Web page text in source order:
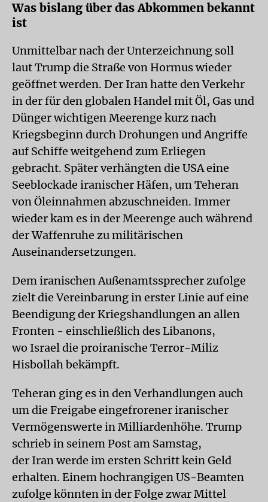
Was bislang über das Abkommen bekannt
ist
Unmittelbar nach der Unterzeichnung soll
laut Trump die Straße von Hormus wieder
geöffnet werden. Der Iran hatte den Verkehr
in der für den globalen Handel mit Öl, Gas und
Dünger wichtigen Meerenge kurz nach
Kriegsbeginn durch Drohungen und Angriffe
auf Schiffe weitgehend zum Erliegen
gebracht. Später verhängten die USA eine
Seeblockade iranischer Häfen, um Teheran
von Öleinnahmen abzuschneiden. Immer
wieder kam es in der Meerenge auch während
der Waffenruhe zu militärischen
Auseinandersetzungen.
Dem iranischen Außenamtssprecher zufolge
zielt die Vereinbarung in erster Linie auf eine
Beendigung der Kriegshandlungen an allen
Fronten - einschließlich des Libanons,
wo Israel die proiranische Terror-Miliz
Hisbollah bekämpft.
Teheran ging es in den Verhandlungen auch
um die Freigabe eingefrorener iranischer
Vermögenswerte in Milliardenhöhe. Trump
schrieb in seinem Post am Samstag,
der Iran werde im ersten Schritt kein Geld
erhalten. Einem hochrangigen US-Beamten
zufolge könnten in der Folge zwar Mittel